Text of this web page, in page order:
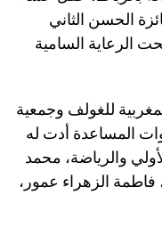
الملك محمد السادس، نصره الله، بمناسبة الدورة الـ 49 لجائزة الحسن الثاني
تحت الرعاية السامية
للغولف وجمعية
المساعدة أدت له
والرياضة، محمد
فاطمة الزهراء عمور،